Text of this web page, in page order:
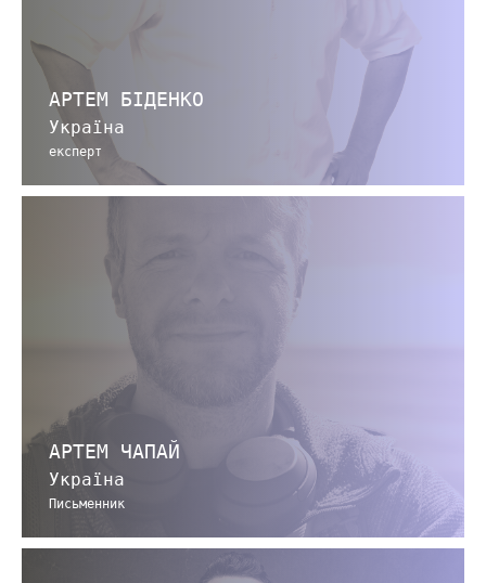
АРТЕМ БІДЕНКО
Україна
експерт
АРТЕМ ЧАПАЙ
Україна
Письменник